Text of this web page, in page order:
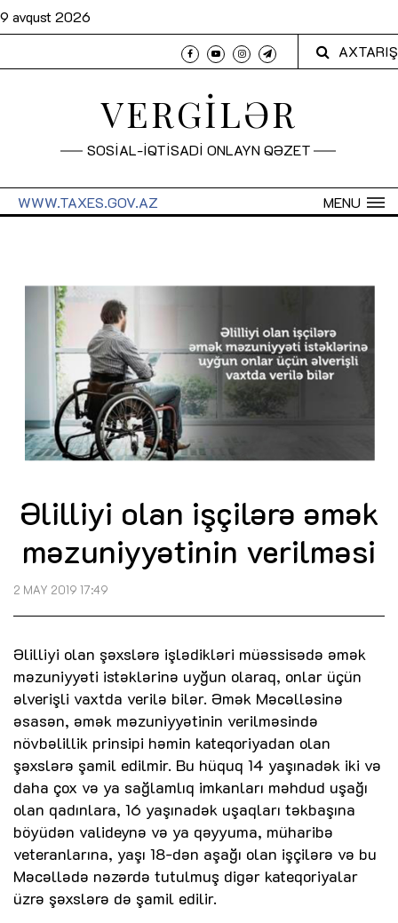
9 avqust 2026
AXTARIŞ
VERGİLƏR
SOSİAL-İQTİSADİ ONLAYN QƏZET
MENU
WWW.TAXES.GOV.AZ
Əlilliyi olan işçilərə əmək
məzuniyyətinin verilməsi
2 MAY 2019 17:49
Əlilliyi olan şəxslərə işlədikləri müəssisədə əmək
məzuniyyəti istəklərinə uyğun olaraq, onlar üçün
əlverişli vaxtda verilə bilər. Əmək Məcəlləsinə
əsasən, əmək məzuniyyətinin verilməsində
növbəlillik prinsipi həmin kateqoriyadan olan
şəxslərə şamil edilmir. Bu hüquq 14 yaşınadək iki və
daha çox və ya sağlamlıq imkanları məhdud uşağı
olan qadınlara, 16 yaşınadək uşaqları təkbaşına
böyüdən valideynə və ya qəyyuma, müharibə
veteranlarına, yaşı 18-dən aşağı olan işçilərə və bu
Məcəllədə nəzərdə tutulmuş digər kateqoriyalar
üzrə şəxslərə də şamil edilir.